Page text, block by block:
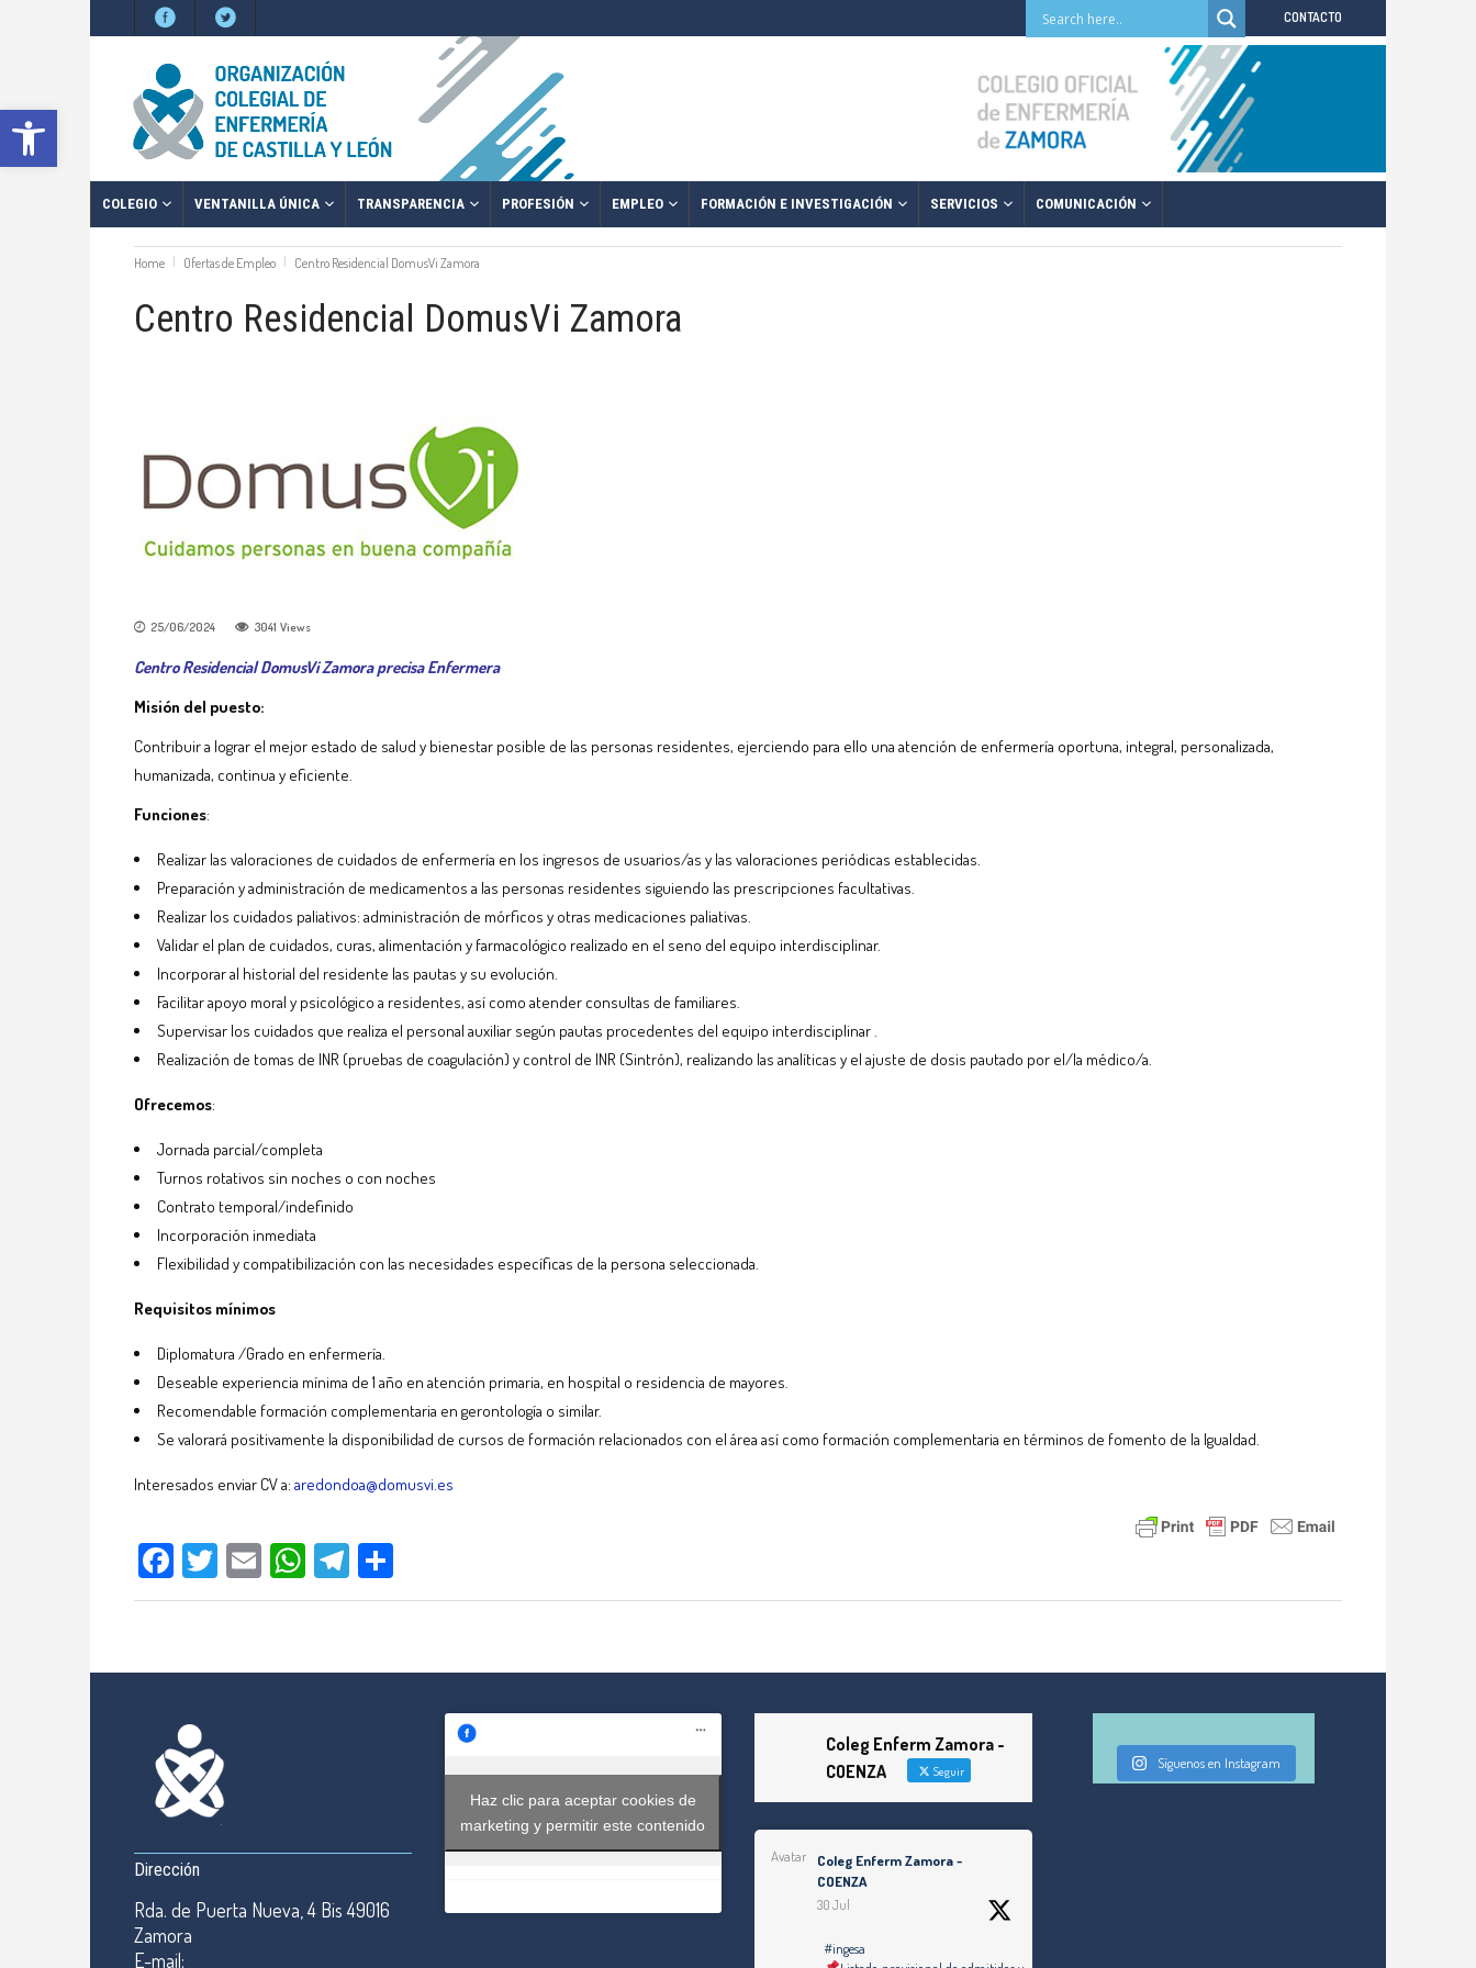
Abrir barra de herramientas
CONTACTO
COLEGIO VENTANILLA ÚNICA TRANSPARENCIA PROFESIÓN EMPLEO FORMACIÓN E INVESTIGACIÓN SERVICIOS COMUNICACIÓN
Home Ofertas de Empleo Centro Residencial DomusVi Zamora
Centro Residencial DomusVi Zamora
25/06/2024 3041 Views
Centro Residencial DomusVi Zamora precisa Enfermera
Misión del puesto:
Contribuir a lograr el mejor estado de salud y bienestar posible de las personas residentes, ejerciendo para ello una atención de enfermería oportuna, integral, personalizada,
humanizada, continua y eficiente.
Funciones:
Realizar las valoraciones de cuidados de enfermería en los ingresos de usuarios/as y las valoraciones periódicas establecidas.
Preparación y administración de medicamentos a las personas residentes siguiendo las prescripciones facultativas.
Realizar los cuidados paliativos: administración de mórficos y otras medicaciones paliativas.
Validar el plan de cuidados, curas, alimentación y farmacológico realizado en el seno del equipo interdisciplinar.
Incorporar al historial del residente las pautas y su evolución.
Facilitar apoyo moral y psicológico a residentes, así como atender consultas de familiares.
Supervisar los cuidados que realiza el personal auxiliar según pautas procedentes del equipo interdisciplinar .
Realización de tomas de INR (pruebas de coagulación) y control de INR (Sintrón), realizando las analíticas y el ajuste de dosis pautado por el/la médico/a.
Ofrecemos:
Jornada parcial/completa
Turnos rotativos sin noches o con noches
Contrato temporal/indefinido
Incorporación inmediata
Flexibilidad y compatibilización con las necesidades específicas de la persona seleccionada.
Requisitos mínimos
Diplomatura /Grado en enfermería.
Deseable experiencia mínima de 1 año en atención primaria, en hospital o residencia de mayores.
Recomendable formación complementaria en gerontología o similar.
Se valorará positivamente la disponibilidad de cursos de formación relacionados con el área así como formación complementaria en términos de fomento de la Igualdad.
Interesados enviar CV a: aredondoa@domusvi.es
Facebook
TwitterEmailWhatsApp
Telegram
Dirección
Rda. de Puerta Nueva, 4 Bis 49016
Zamora
E-mail:
Haz clic para aceptar cookies de
marketing y permitir este contenido
Coleg Enferm Zamora -
COENZA
Seguir
Avatar
Coleg Enferm Zamora -
COENZA
30 Jul
#ingesa
Síguenos en Instagram